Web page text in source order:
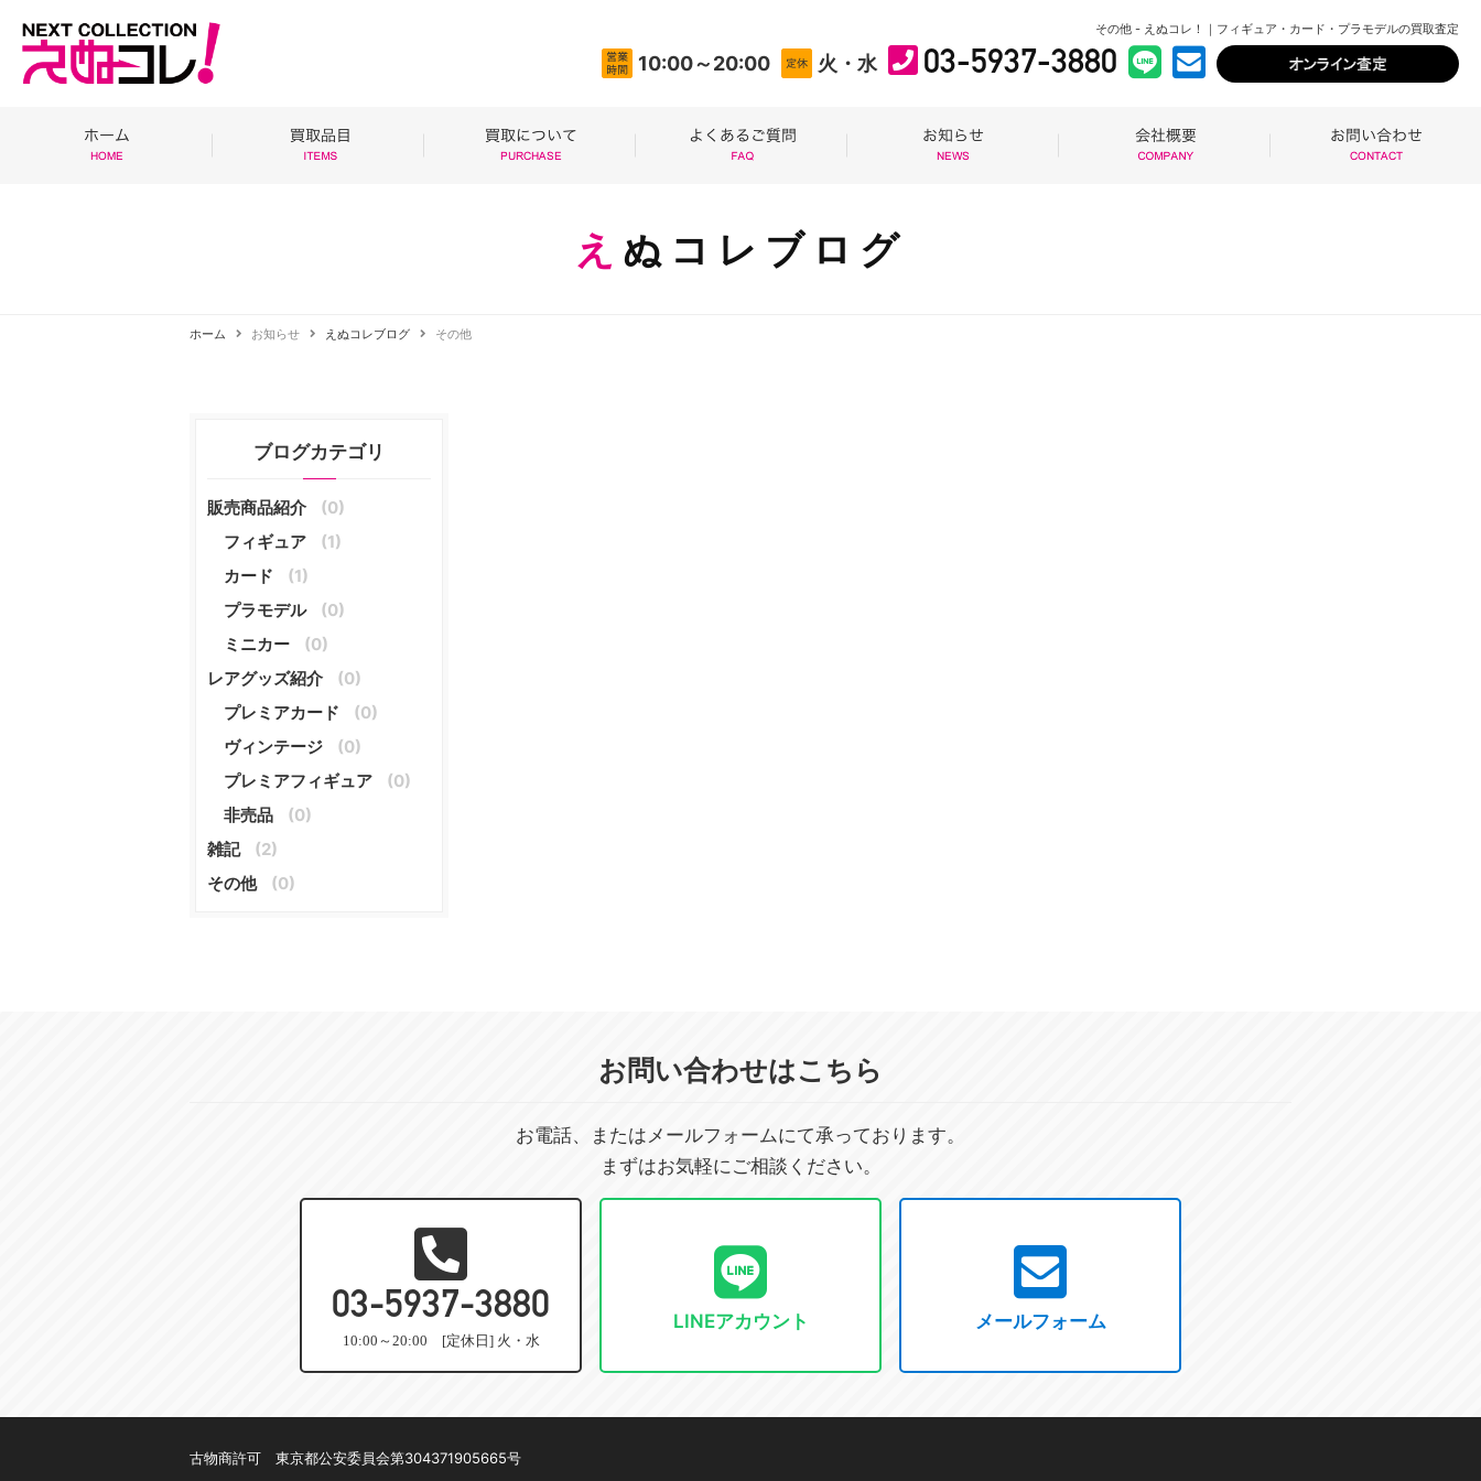
その他 - えぬコレ！｜フィギュア・カード・プラモデルの買取査定
10:00～20:00 火・水 03-5937-3880
えぬコレブログ
ホーム お知らせ えぬコレブログ その他
ブログカテゴリ
販売商品紹介
(0)
フィギュア
(1)
カード
(1)
プラモデル
(0)
ミニカー
(0)
レアグッズ紹介
(0)
プレミアカード
(0)
ヴィンテージ
(0)
プレミアフィギュア
(0)
非売品
(0)
雑記
(2)
その他
(0)
お問い合わせはこちら
お電話、またはメールフォームにて承っております。
まずはお気軽にご相談ください。
03-5937-3880
10:00～20:00 [定休日] 火・水
LINEアカウント メールフォーム
古物商許可 東京都公安委員会第304371905665号